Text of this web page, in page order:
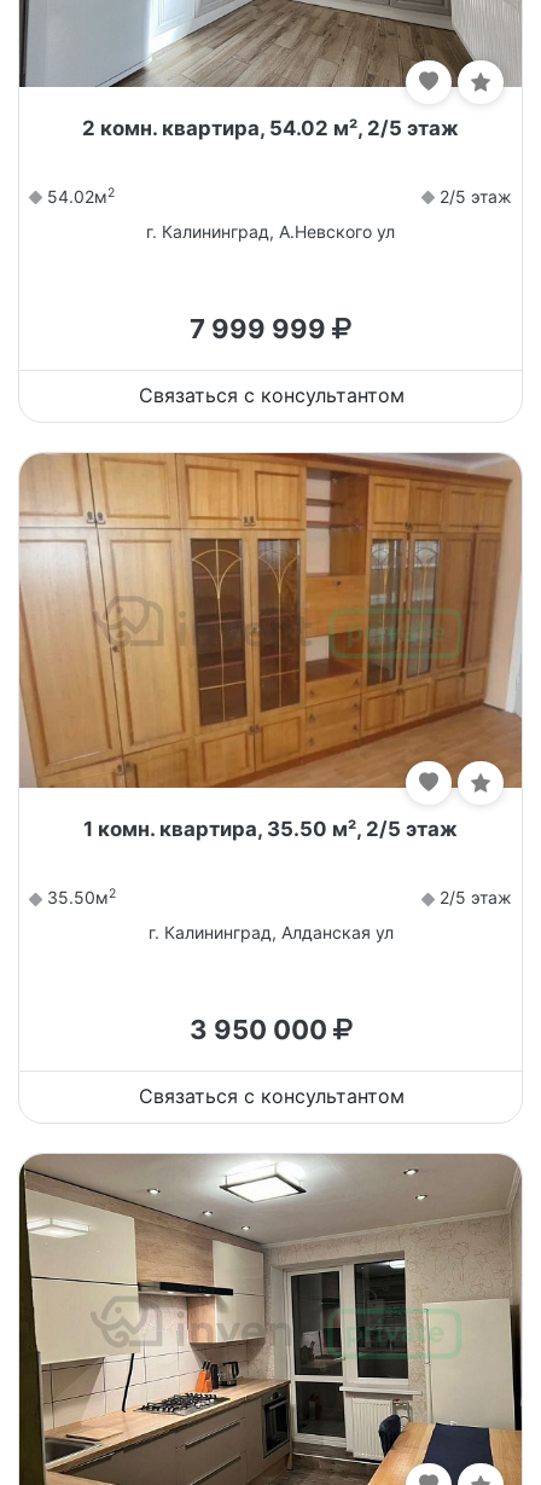
2 комн. квартира, 54.02 м², 2/5 этаж
54.02м2
2/5 этаж
г. Калининград, А.Невского ул
7 999 999
Связаться с консультантом
1 комн. квартира, 35.50 м², 2/5 этаж
35.50м2
2/5 этаж
г. Калининград, Алданская ул
3 950 000
Связаться с консультантом